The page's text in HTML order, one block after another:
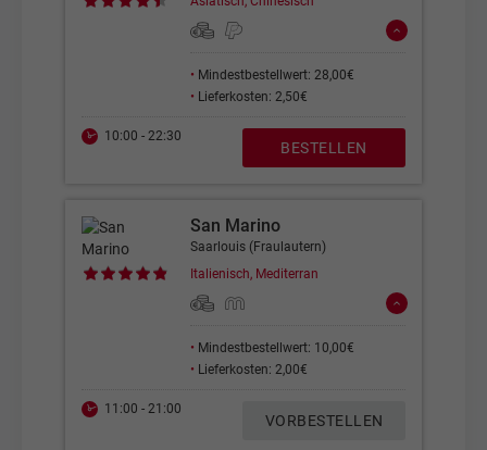
• Mindestbestellwert: 28,00€
• Lieferkosten: 2,50€
10:00 - 22:30
BESTELLEN
San Marino
Saarlouis (Fraulautern)
Italienisch, Mediterran
• Mindestbestellwert: 10,00€
• Lieferkosten: 2,00€
11:00 - 21:00
VORBESTELLEN